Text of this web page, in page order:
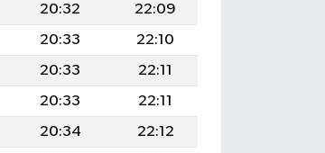
20:32
22:09
20:33
22:10
20:33
22:11
20:33
22:11
20:34
22:12